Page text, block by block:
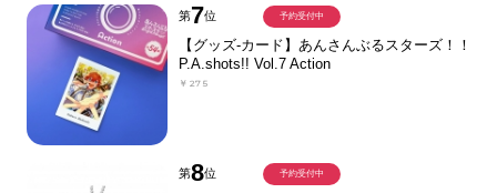
第7位
【グッズ-カード】あんさんぶるスターズ！！
P.A.shots!! Vol.7 Action
￥275
予約受付中
第8位 予約受付中